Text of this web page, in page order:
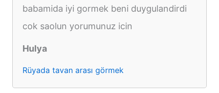
babamida iyi gormek beni duygulandirdi
cok saolun yorumunuz icin
Hulya
Rüyada tavan arası görmek